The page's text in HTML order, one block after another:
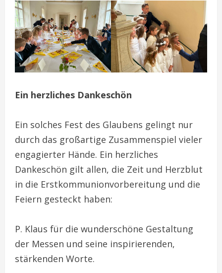
Ein herzliches Dankeschön
Ein solches Fest des Glaubens gelingt nur
durch das großartige Zusammenspiel vieler
engagierter Hände. Ein herzliches
Dankeschön gilt allen, die Zeit und Herzblut
in die Erstkommunionvorbereitung und die
Feiern gesteckt haben:
P. Klaus für die wunderschöne Gestaltung
der Messen und seine inspirierenden,
stärkenden Worte.